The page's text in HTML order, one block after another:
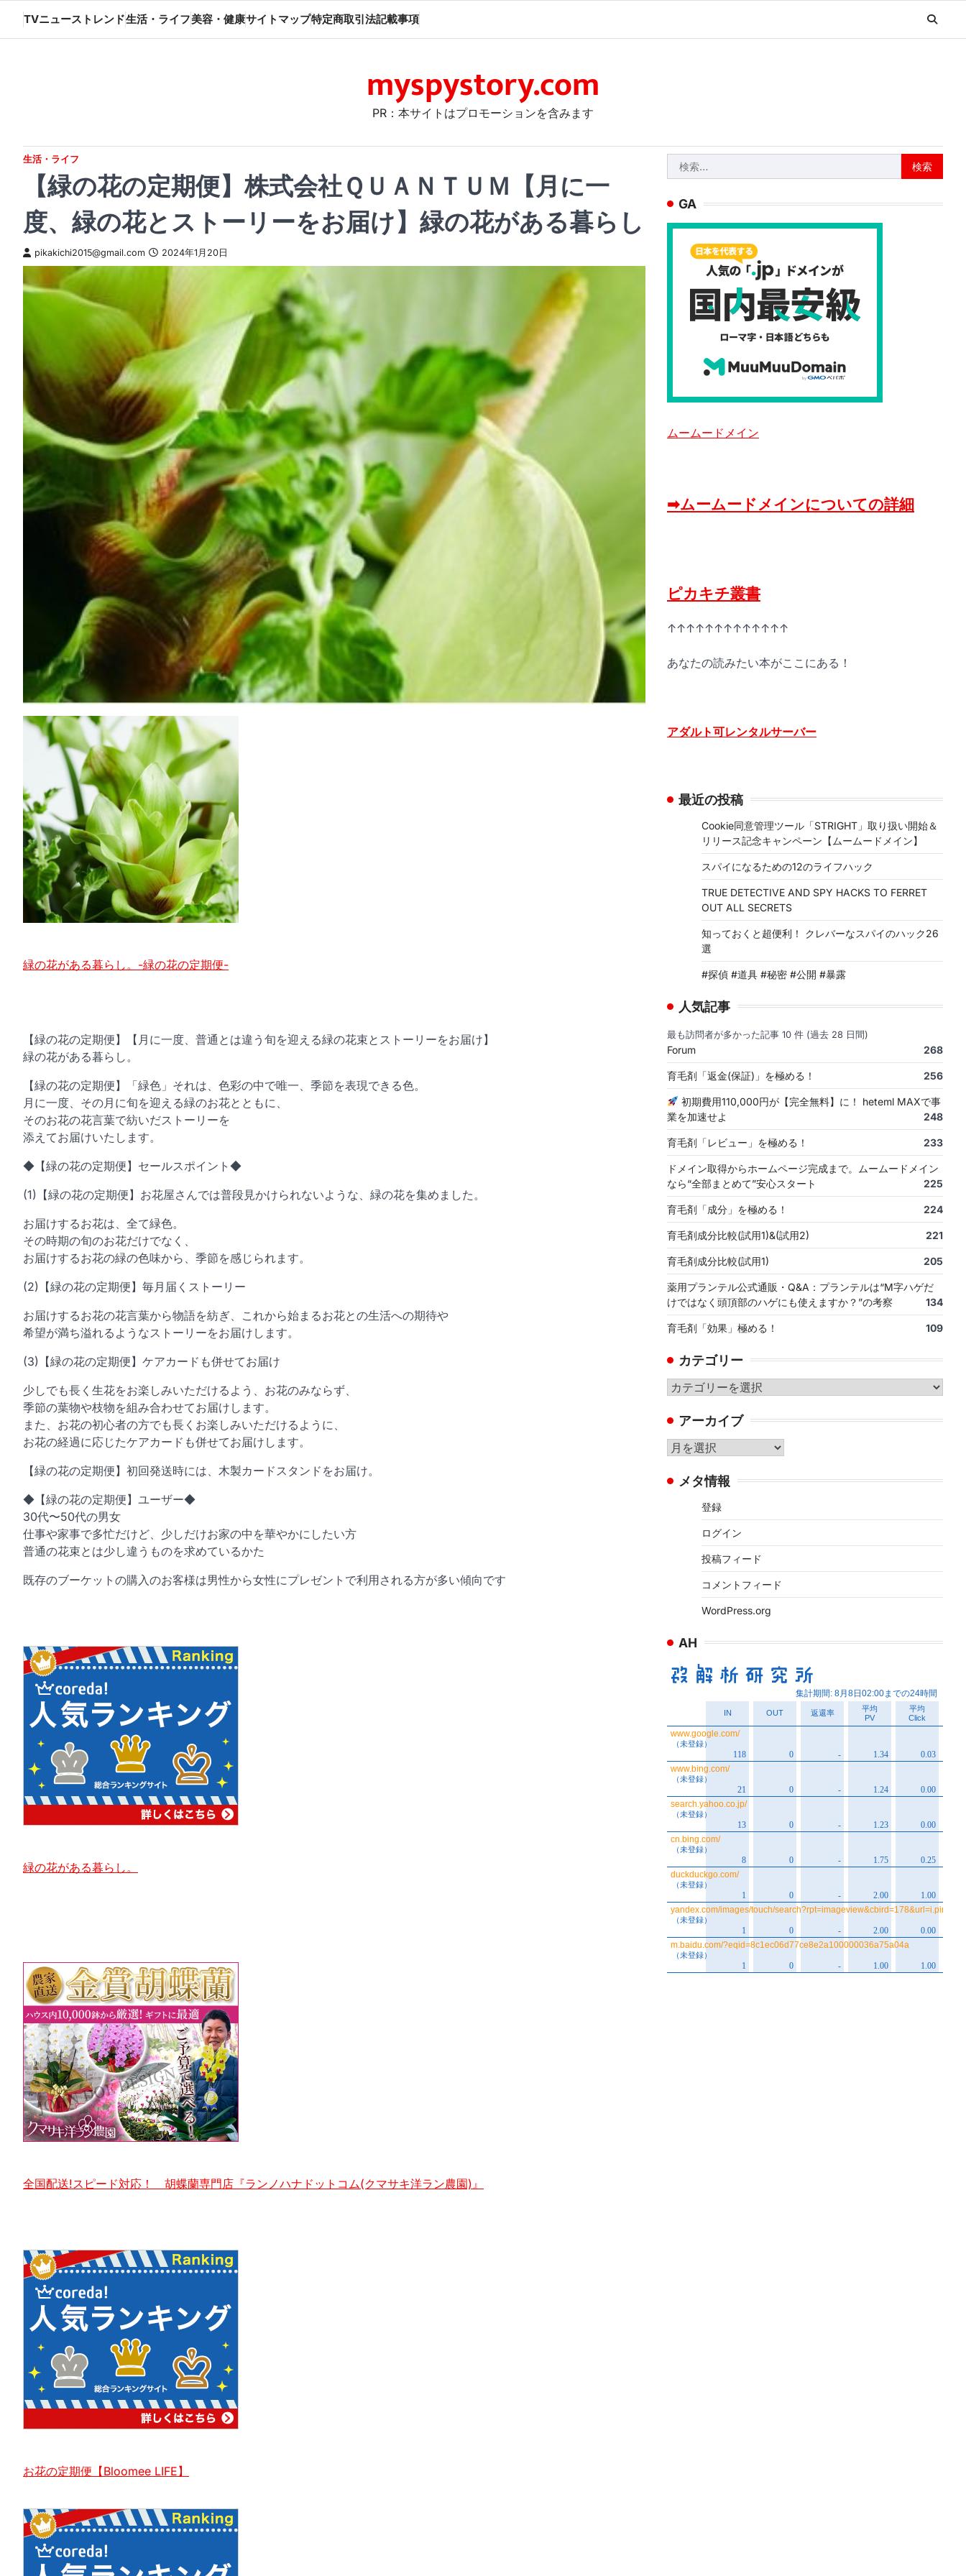
content
TVニューストレンド生活・ライフ美容・健康サイトマップ特定商取引法記載事項
myspystory.com
PR：本サイトはプロモーションを含みます
生活・ライフ
【緑の花の定期便】株式会社ＱＵＡＮＴＵＭ【月に一
度、緑の花とストーリーをお届け】緑の花がある暮らし
pikakichi2015@gmail.com 2024年1月20日
緑の花がある暮らし。-緑の花の定期便-
【緑の花の定期便】【月に一度、普通とは違う旬を迎える緑の花束とストーリーをお届け】
緑の花がある暮らし。
【緑の花の定期便】「緑色」それは、色彩の中で唯一、季節を表現できる色。
月に一度、その月に旬を迎える緑のお花とともに、
そのお花の花言葉で紡いだストーリーを
添えてお届けいたします。
◆【緑の花の定期便】セールスポイント◆
(1)【緑の花の定期便】お花屋さんでは普段見かけられないような、緑の花を集めました。
お届けするお花は、全て緑色。
その時期の旬のお花だけでなく、
お届けするお花の緑の色味から、季節を感じられます。
(2)【緑の花の定期便】毎月届くストーリー
お届けするお花の花言葉から物語を紡ぎ、これから始まるお花との生活への期待や
希望が満ち溢れるようなストーリーをお届けします。
(3)【緑の花の定期便】ケアカードも併せてお届け
少しでも長く生花をお楽しみいただけるよう、お花のみならず、
季節の葉物や枝物を組み合わせてお届けします。
また、お花の初心者の方でも長くお楽しみいただけるように、
お花の経過に応じたケアカードも併せてお届けします。
【緑の花の定期便】初回発送時には、木製カードスタンドをお届け。
◆【緑の花の定期便】ユーザー◆
30代〜50代の男女
仕事や家事で多忙だけど、少しだけお家の中を華やかにしたい方
普通の花束とは少し違うものを求めているかた
既存のブーケットの購入のお客様は男性から女性にプレゼントで利用される方が多い傾向です
緑の花がある暮らし。
全国配送!スピード対応！ 胡蝶蘭専門店『ランノハナドットコム(クマサキ洋ラン農園)』
お花の定期便【Bloomee LIFE】
索:
GA
ムームードメイン
➡ムームードメインについての詳細
ピカキチ叢書
↑↑↑↑↑↑↑↑↑↑↑↑↑
あなたの読みたい本がここにある！
アダルト可レンタルサーバー
最近の投稿
Cookie同意管理ツール「STRIGHT」取り扱い開始＆
リリース記念キャンペーン【ムームードメイン】
スパイになるための12のライフハック
TRUE DETECTIVE AND SPY HACKS TO FERRET
OUT ALL SECRETS
知っておくと超便利！ クレバーなスパイのハック26
選
#探偵 #道具 #秘密 #公開 #暴露
人気記事
最も訪問者が多かった記事 10 件 (過去 28 日間)
Forum 268
育毛剤「返金(保証)」を極める！ 256
初期費用110,000円が【完全無料】に！ heteml MAXで事
業を加速せよ
248
育毛剤「レビュー」を極める！ 233
ドメイン取得からホームページ完成まで。ムームードメイン
なら“全部まとめて”安心スタート
225
育毛剤「成分」を極める！ 224
育毛剤成分比較(試用1)&(試用2) 221
育毛剤成分比較(試用1) 205
薬用プランテル公式通販・Q&A：プランテルは“M字ハゲだ
けではなく頭頂部のハゲにも使えますか？”の考察
134
育毛剤「効果」極める！ 109
カテゴリー
カ
ゴ
リ
ー
アーカイブ
ア
カ メタ情報
登録
ログイン
投稿フィード
コメントフィード
WordPress.org
AH